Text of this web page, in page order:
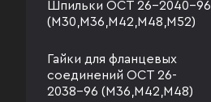
Шпильки ОСТ 26-2040-96
(М30,М36,М42,М48,М52)
Гайки для фланцевых
соединений ОСТ 26-
2038-96 (М36,М42,М48)